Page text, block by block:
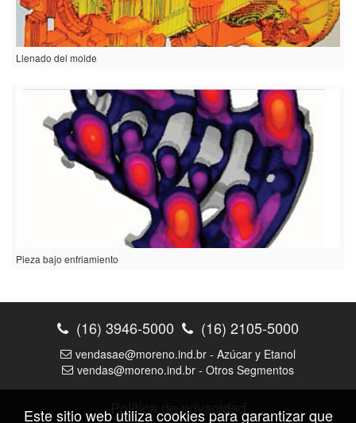
Llenado del molde
Pieza bajo enfriamiento
(16) 3946-5000 (16) 2105-5000
vendasae@moreno.ind.br - Azúcar y Etanol
vendas@moreno.ind.br - Otros Segmentos
Política de privacidad
Este sitio web utiliza cookies para garantizar que